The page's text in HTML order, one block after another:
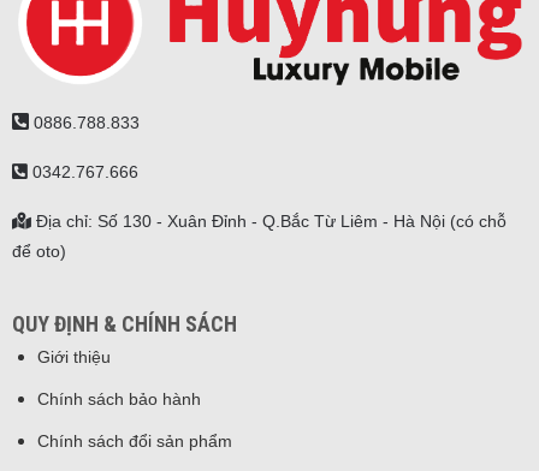
0886.788.833
0342.767.666
Địa chỉ: Số 130 - Xuân Đỉnh - Q.Bắc Từ Liêm - Hà Nội (có chỗ
để oto)
QUY ĐỊNH & CHÍNH SÁCH
Giới thiệu
Chính sách bảo hành
Chính sách đổi sản phẩm